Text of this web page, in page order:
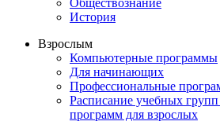
Обществознание
История
Взрослым
Компьютерные программы
Для начинающих
Профессиональные
Расписание учебных
программ для взрослых